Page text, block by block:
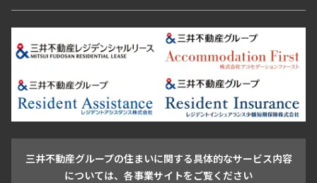
お部屋を再検索
市ヶ谷・神楽坂・飯田橋
三田・芝・浜松町
芝浦・汐留・品川
月島・勝どき・豊洲
本郷・春日・小石川
目白・高田馬場・早稲田
池尻大橋・三軒茶屋
祐天寺・学芸大学・自由が丘
駒沢・用賀・二子玉川
成城・砧
池袋・板橋・王子
青山 渋谷 東京・大手町 新宿 品川
目黒・中目黒
江東区 台東区 墨田区
中野区
豊島区
杉並区 板橋区 練馬区 荒川区
足立区
葛飾区
江戸川区
三井不動産グループの住まいに関する具体的なサービス内容
については、各事業サイトをご覧ください